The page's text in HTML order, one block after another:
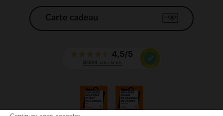
Carte cadeau